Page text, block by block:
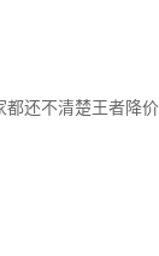
还不清楚王者降